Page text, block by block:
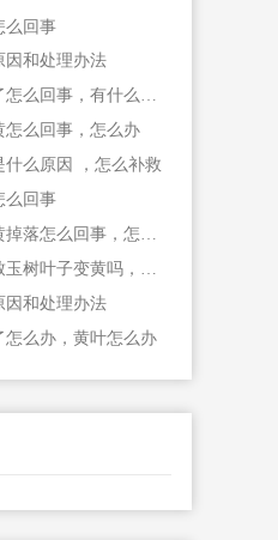
么回事
因和处理办法
玉树叶子发黄了怎么回事，有什么解决方法
怎么回事，怎么办
什么原因 ，怎么补救
么回事
百合竹叶子发黄掉落怎么回事，怎么办
光照强烈会导致玉树叶子变黄吗，其他影响因素
因和处理办法
怎么办，黄叶怎么办